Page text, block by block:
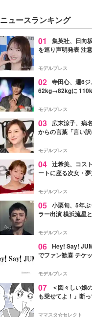
デルの宮城
談をお届け
ら、今作な
の感動をも
た。
ニュースランキング
01
集英社、日向
を巡り声明発表 注
モデルプレス
02 寺田心、週6
62kg→82kgに
「かっこいい」と反響
モデルプレス
03
広末涼子、病
からの言葉「言い
モデルプレス
04 辻希美、コス
ートに座る次女・
ぎ」「成長を感じる
モデルプレス
05 小栗旬、5年
ラー出演 横浜流星
モデルプレス
06 Hey! Say!
でファン歓喜 チケ
モデルプレス
07
＜図々しい娘
も乗せてよ！」断
ママスタ☆セレクト